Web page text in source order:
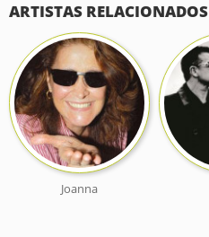
ARTISTAS RELACIONADOS
Joanna